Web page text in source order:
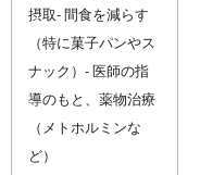
摂取- 間食を減らす
（特に菓子パンやス
ナック）- 医師の指
導のもと、薬物治療
（メトホルミンな
ど）